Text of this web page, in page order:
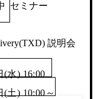
セミナー
説明会
(水) 16:00
(土) 10:00～